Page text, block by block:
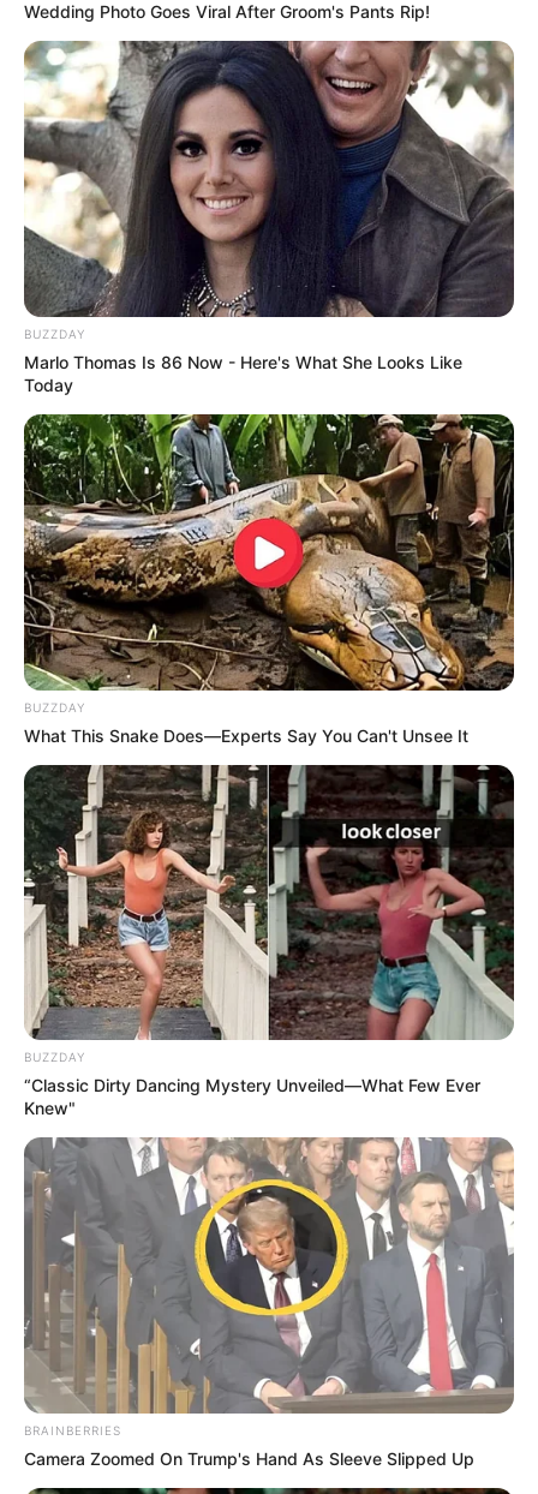
Wedding Photo Goes Viral After Groom's Pants Rip!
BUZZDAY
Marlo Thomas Is 86 Now - Here's What She Looks Like
Today
BUZZDAY
What This Snake Does—Experts Say You Can't Unsee It
BUZZDAY
“Classic Dirty Dancing Mystery Unveiled—What Few Ever
Knew"
BRAINBERRIES
Camera Zoomed On Trump's Hand As Sleeve Slipped Up